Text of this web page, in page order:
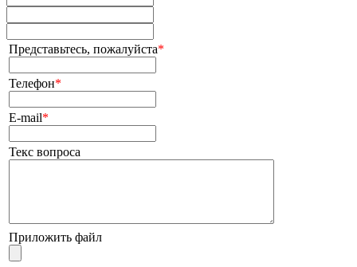
Представьтесь, пожалуйста*
Телефон*
E-mail*
Текс вопроса
Приложить файл